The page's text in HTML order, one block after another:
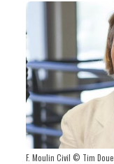
F. Moulin Civil © Tim